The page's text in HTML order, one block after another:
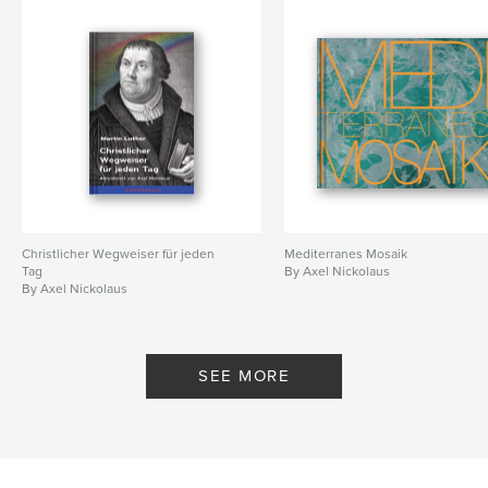
Christlicher Wegweiser für jeden
Tag
By Axel Nickolaus
Mediterranes Mosaik
By Axel Nickolaus
SEE MORE